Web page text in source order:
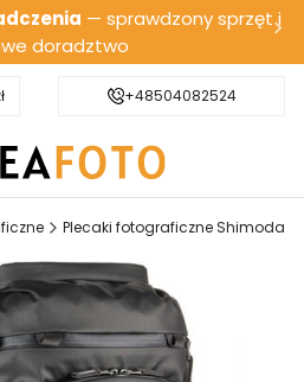
— sprawdzony sprzęt i
doradztwo
Bezpieczna wysyłka
+48504082524
Plecaki fotograficzne Shimoda